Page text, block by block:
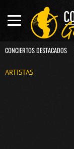
CONCIERTOS DESTACADOS
ARTISTAS